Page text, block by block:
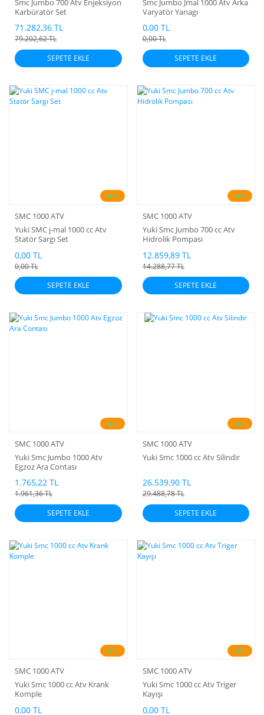
Karbüratör Set
71.282,36 TL
79.202,62 TL
SEPETE EKLE
Varyatör Yanagı
0,00 TL
0,00 TL
SEPETE EKLE
%10
SMC 1000 ATV
Yuki SMC j-mal 1000 cc Atv
Statör Sargı Set
0,00 TL
0,00 TL
SEPETE EKLE
%10
SMC 1000 ATV
Yuki Smc Jumbo 700 cc Atv
Hidrolik Pompası
12.859,89 TL
14.288,77 TL
SEPETE EKLE
%10
SMC 1000 ATV
Yuki Smc Jumbo 1000 Atv
Egzoz Ara Contası
1.765,22 TL
1.961,36 TL
SEPETE EKLE
%10
SMC 1000 ATV
Yuki Smc 1000 cc Atv Silindir
26.539,90 TL
29.488,78 TL
SEPETE EKLE
%10
SMC 1000 ATV
Yuki Smc 1000 cc Atv Krank
Komple
0,00 TL
%10
SMC 1000 ATV
Yuki Smc 1000 cc Atv Triger
Kayışı
0,00 TL